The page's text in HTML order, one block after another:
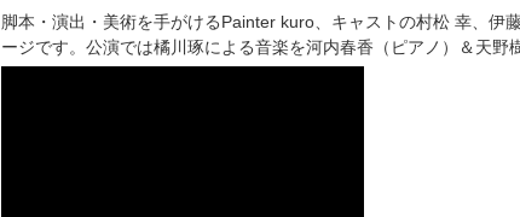
脚本・演出・美術を手がけるPainter kuro、キャストの村松 幸、伊
ージです。公演では橘川琢による音楽を河内春香（ピアノ）＆天野